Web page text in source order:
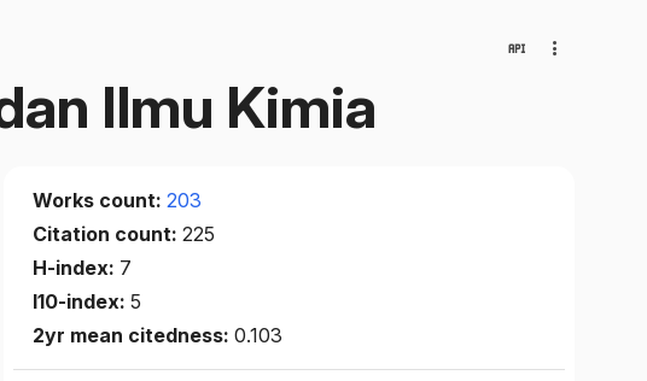
Ilmu Kimia
Works count:203
Citation count:225
H-index: 7
I10-index:5
2yr mean citedness:0.103